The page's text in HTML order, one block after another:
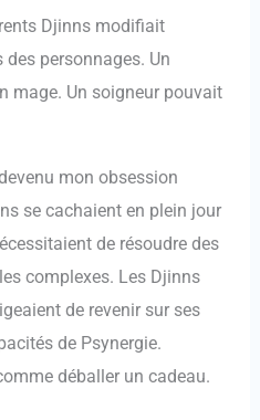
Djinns modifiait
personnages. Un
mage. Un soigneur pouvait
mon obsession
se cachaient en plein jour
de résoudre des
complexes. Les Djinns
de revenir sur ses
de Psynergie.
déballer un cadeau.